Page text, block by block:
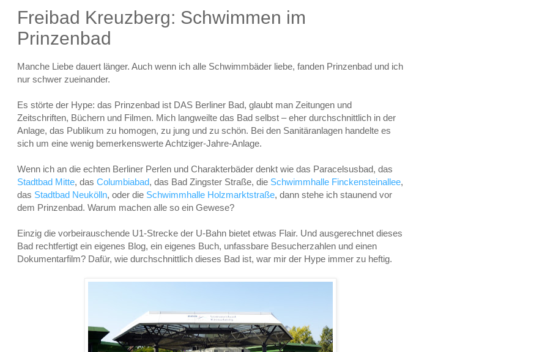
Freibad Kreuzberg: Schwimmen im
Prinzenbad
Manche Liebe dauert länger. Auch wenn ich alle Schwimmbäder liebe, fanden Prinzenbad und ich
nur schwer zueinander.
Es störte der Hype: das Prinzenbad ist DAS Berliner Bad, glaubt man Zeitungen und
Zeitschriften, Büchern und Filmen. Mich langweilte das Bad selbst – eher durchschnittlich in der
Anlage, das Publikum zu homogen, zu jung und zu schön. Bei den Sanitäranlagen handelte es
sich um eine wenig bemerkenswerte Achtziger-Jahre-Anlage.
Wenn ich an die echten Berliner Perlen und Charakterbäder denkt wie das Paracelsusbad, das
Stadtbad Mitte, das Columbiabad, das Bad Zingster Straße, die Schwimmhalle Finckensteinallee,
das Stadtbad Neukölln, oder die Schwimmhalle Holzmarktstraße, dann stehe ich staunend vor
dem Prinzenbad. Warum machen alle so ein Gewese?
Einzig die vorbeirauschende U1-Strecke der U-Bahn bietet etwas Flair. Und ausgerechnet dieses
Bad rechtfertigt ein eigenes Blog, ein eigenes Buch, unfassbare Besucherzahlen und einen
Dokumentarfilm? Dafür, wie durchschnittlich dieses Bad ist, war mir der Hype immer zu heftig.